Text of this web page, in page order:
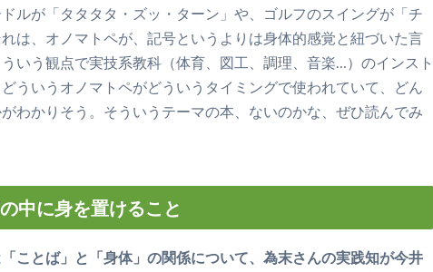
ルが「タタタタ・ズッ・ターン」や、ゴルフのスイングが「チ
は、オノマトペが、記号というよりは身体的感覚と紐づいた言
いう観点で実技系教科（体育、図工、調理、音楽…）のインスト
ういうオノマトペがどういうタイミングで使われていて、どん
わかりそう。そういうテーマの本、ないのかな、ぜひ読んでみ
中に身を置けること
「ことば」と「身体」の関係について、為末さんの実践知が今井